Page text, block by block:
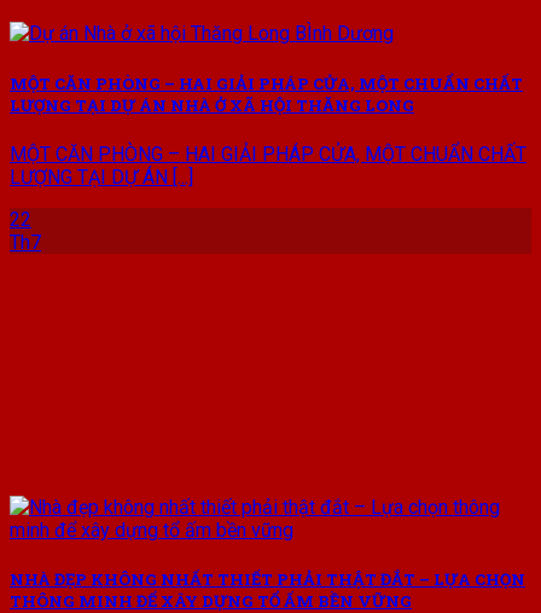
MỘT CĂN PHÒNG – HAI GIẢI PHÁP CỬA, MỘT CHUẨN CHẤT
LƯỢNG TẠI DỰ ÁN NHÀ Ở XÃ HỘI THĂNG LONG
MỘT CĂN PHÒNG – HAI GIẢI PHÁP CỬA, MỘT CHUẨN CHẤT
LƯỢNG TẠI DỰ ÁN [...]
22
Th7
NHÀ ĐẸP KHÔNG NHẤT THIẾT PHẢI THẬT ĐẮT – LỰA CHỌN
THÔNG MINH ĐỂ XÂY DỰNG TỔ ẤM BỀN VỮNG